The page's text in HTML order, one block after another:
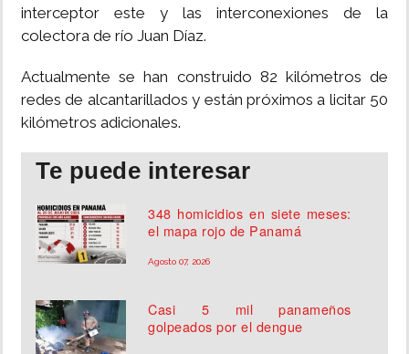
interceptor este y las interconexiones de la
colectora de río Juan Díaz.
Actualmente se han construido 82 kilómetros de
redes de alcantarillados y están próximos a licitar 50
kilómetros adicionales.
Te puede interesar
348 homicidios en siete meses:
el mapa rojo de Panamá
Agosto 07, 2026
Casi 5 mil panameños
golpeados por el dengue